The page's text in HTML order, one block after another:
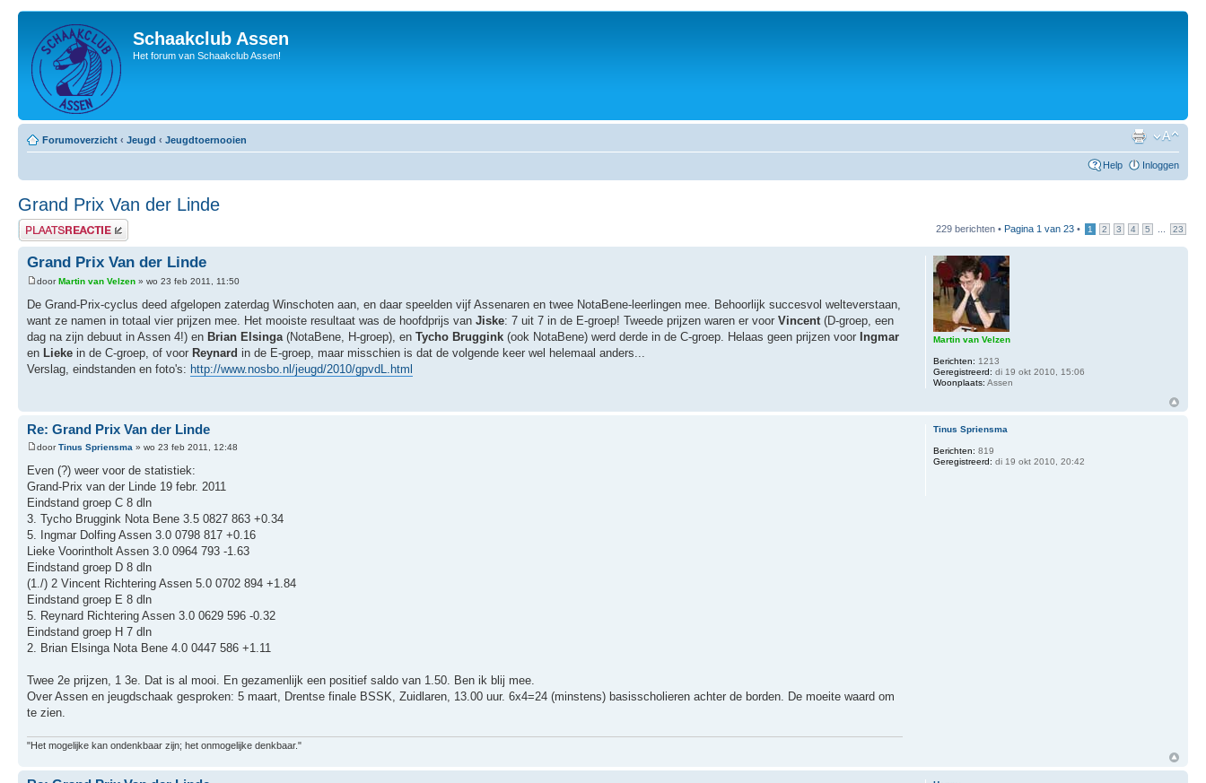
Schaakclub Assen
Het forum van Schaakclub Assen!
Forumoverzicht ‹ Jeugd ‹ Jeugdtoernooien
Help Inloggen
Grand Prix Van der Linde
Plaats een reactie 229 berichten • Pagina 1 van 23 • 1 2 3 4 5 23
Grand Prix Van der Linde
doorMartin van Velzen » wo 23 feb 2011, 11:50
De Grand-Prix-cyclus deed afgelopen zaterdag Winschoten aan, en daar speelden vijf Assenaren en twee NotaBene-leerlingen mee. Behoorlijk succesvol welteverstaan,
want ze namen in totaal vier prijzen mee. Het mooiste resultaat was de hoofdprijs van Jiske: 7 uit 7 in de E-groep! Tweede prijzen waren er voor Vincent(D-groep, een
dag na zijn debuut in Assen 4!) en Brian Elsinga(NotaBene, H-groep), en Tycho Bruggink (ook NotaBene) werd derde in de C-groep. Helaas geen prijzen voor Ingmar
en Lieke in de C-groep, of voor Reynard in de E-groep, maar misschien is dat de volgende keer wel helemaal anders...
Verslag, eindstanden en foto's: http://www.nosbo.nl/jeugd/2010/gpvdL.html
Martin van Velzen
Berichten: 1213
Geregistreerd: di 19 okt 2010, 15:06
Woonplaats: Assen
Re: Grand Prix Van der Linde
doorTinus Spriensma » wo 23 feb 2011, 12:48
Even (?) weer voor de statistiek:
Grand-Prix van der Linde 19 febr. 2011
Eindstand groep C 8 dln
3. Tycho Bruggink Nota Bene 3.5 0827 863 +0.34
5. Ingmar Dolfing Assen 3.0 0798 817 +0.16
Lieke Voorintholt Assen 3.0 0964 793 -1.63
Eindstand groep D 8 dln
(1./) 2 Vincent Richtering Assen 5.0 0702 894 +1.84
Eindstand groep E 8 dln
5. Reynard Richtering Assen 3.0 0629 596 -0.32
Eindstand groep H 7 dln
2. Brian Elsinga Nota Bene 4.0 0447 586 +1.11
Twee 2e prijzen, 1 3e. Dat is al mooi. En gezamenlijk een positief saldo van 1.50. Ben ik blij mee.
Over Assen en jeugdschaak gesproken: 5 maart, Drentse finale BSSK, Zuidlaren, 13.00 uur. 6x4=24 (minstens) basisscholieren achter de borden. De moeite waard om
te zien.
"Het mogelijke kan ondenkbaar zijn; het onmogelijke denkbaar."
Tinus Spriensma
Berichten: 819
Geregistreerd: di 19 okt 2010, 20:42